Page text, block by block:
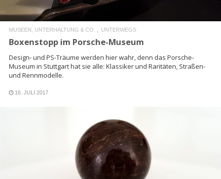
MUSEEN, UNTERHALTUNG & CO. UNTERWEGS
Boxenstopp im Porsche-Museum
Design- und PS-Träume werden hier wahr, denn das Porsche-
Museum in Stuttgart hat sie alle: Klassiker und Raritäten, Straßen-
und Rennmodelle.
16. JULI 2017